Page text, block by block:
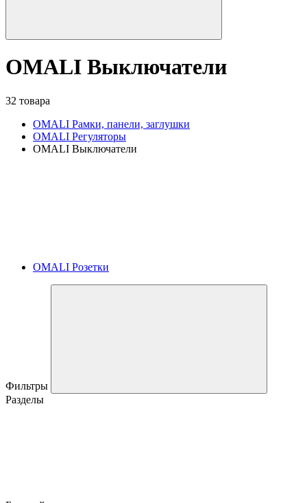
OMALI Выключатели
32 товара
OMALI Рамки, панели, заглушки
OMALI Регуляторы
OMALI Выключатели
OMALI Розетки
Фильтры
Разделы